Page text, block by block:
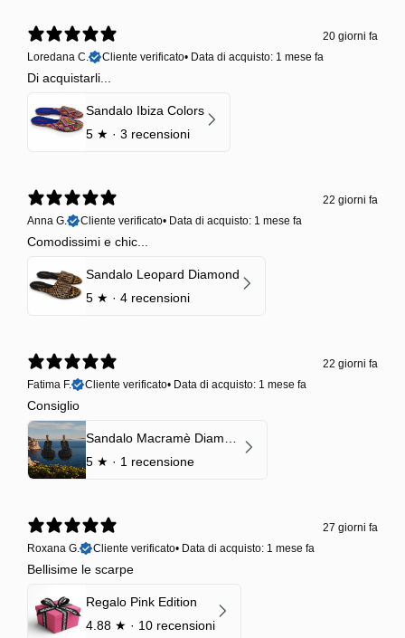
20 giorni fa
Loredana C.
Cliente verificato• Data di acquisto: 1 mese fa
Di acquistarli...
Sandalo Ibiza Colors
5 ★ · 3 recensioni
22 giorni fa
Anna G.
Cliente verificato• Data di acquisto: 1 mese fa
Comodissimi e chic...
Sandalo Leopard Diamond
5 ★ · 4 recensioni
22 giorni fa
Fatima F.
Cliente verificato• Data di acquisto: 1 mese fa
Consiglio
5 ★ · 1 recensione
27 giorni fa
Roxana G.
Cliente verificato• Data di acquisto: 1 mese fa
Bellisime le scarpe
Regalo Pink Edition
4.88 ★ · 10 recensioni